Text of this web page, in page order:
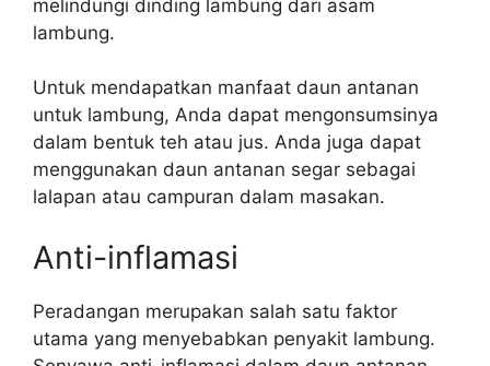
melindungi dinding lambung dari asam
lambung.
Untuk mendapatkan manfaat daun antanan
untuk lambung, Anda dapat mengonsumsinya
dalam bentuk teh atau jus. Anda juga dapat
menggunakan daun antanan segar sebagai
lalapan atau campuran dalam masakan.
Anti-inflamasi
Peradangan merupakan salah satu faktor
utama yang menyebabkan penyakit lambung.